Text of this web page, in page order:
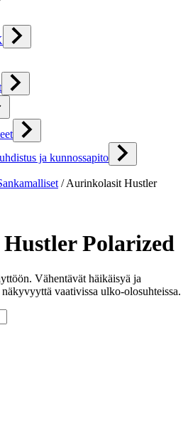
ja kunnossapito
/Aurinkolasit Hustler
Polarized
Vähentävät häikäisyä ja
vaativissa ulko-olosuhteissa.